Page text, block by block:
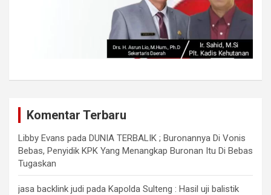
Komentar Terbaru
Libby Evans pada DUNIA TERBALIK ; Buronannya Di Vonis
Bebas, Penyidik KPK Yang Menangkap Buronan Itu Di Bebas
Tugaskan
jasa backlink judi pada Kapolda Sulteng : Hasil uji balistik